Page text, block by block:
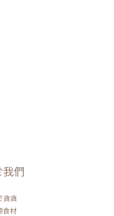
們
貪貪
食材